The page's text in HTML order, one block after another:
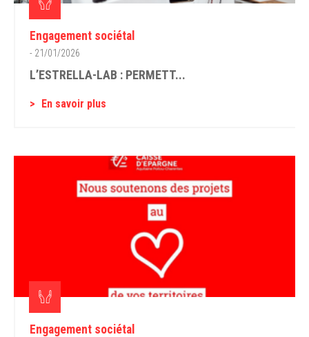
Engagement sociétal
- 21/01/2026
L’ESTRELLA-LAB : PERMETT...
En savoir plus
Engagement sociétal